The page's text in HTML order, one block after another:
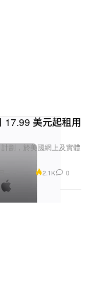
17.99 美元起租用
劃，於美國網上及實體
2.1K 0